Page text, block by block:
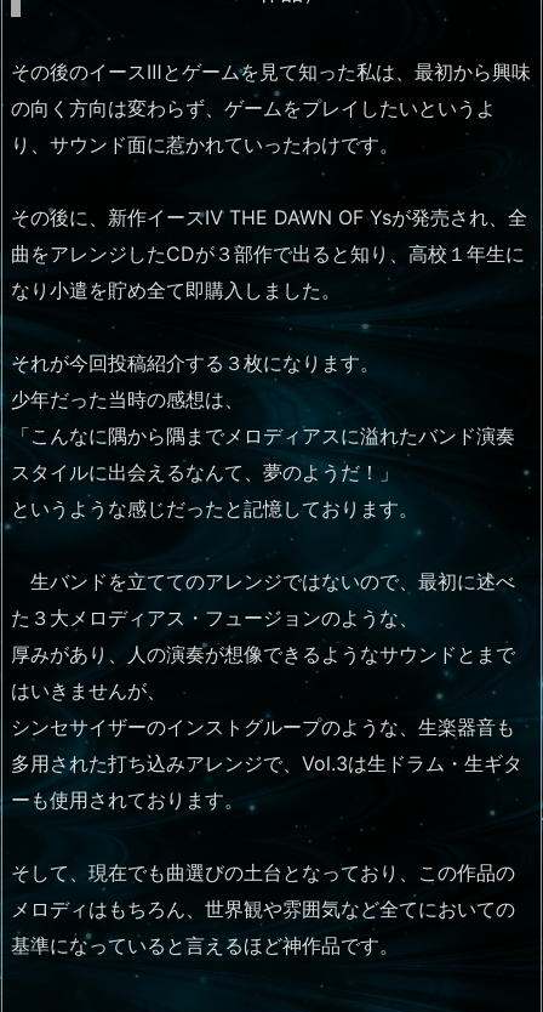
その後のイースⅢとゲームを見て知った私は、最初から興味
の向く方向は変わらず、ゲームをプレイしたいというよ
り、サウンド面に惹かれていったわけです。
その後に、新作イースⅣ THE DAWN OF Ysが発売され、全
曲をアレンジしたCDが３部作で出ると知り、高校１年生に
なり小遣を貯め全て即購入しました。
それが今回投稿紹介する３枚になります。
少年だった当時の感想は、
「こんなに隅から隅までメロディアスに溢れたバンド演奏
スタイルに出会えるなんて、夢のようだ！」
というような感じだったと記憶しております。
生バンドを立ててのアレンジではないので、最初に述べ
た３大メロディアス・フュージョンのような、
厚みがあり、人の演奏が想像できるようなサウンドとまで
はいきませんが、
シンセサイザーのインストグループのような、生楽器音も
多用された打ち込みアレンジで、Vol.3は生ドラム・生ギタ
ーも使用されております。
そして、現在でも曲選びの土台となっており、この作品の
メロディはもちろん、世界観や雰囲気など全てにおいての
基準になっていると言えるほど神作品です。